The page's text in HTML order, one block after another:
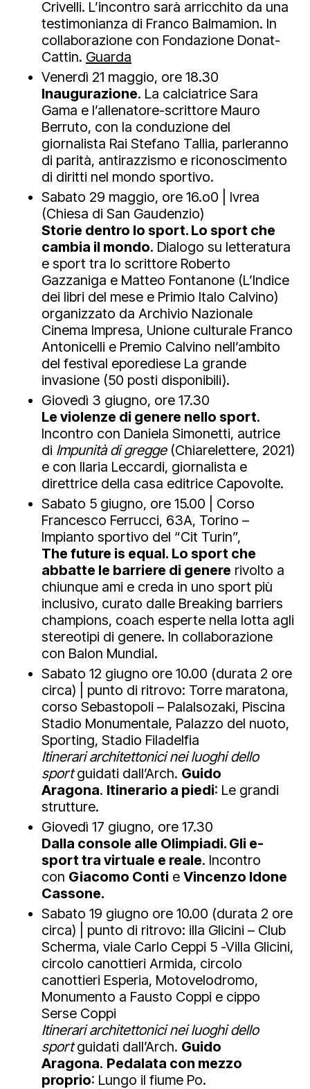
Crivelli. L’incontro sarà arricchito da una
testimonianza di Franco Balmamion. In
collaborazione con Fondazione Donat-
Cattin. Guarda
Venerdì 21 maggio, ore 18.30
Inaugurazione. La calciatrice Sara
Gama e l’allenatore-scrittore Mauro
Berruto, con la conduzione del
giornalista Rai Stefano Tallia, parleranno
di parità, antirazzismo e riconoscimento
di diritti nel mondo sportivo.
Sabato 29 maggio, ore 16.o0 | Ivrea
(Chiesa di San Gaudenzio)
Storie dentro lo sport. Lo sport che
cambia il mondo. Dialogo su letteratura
e sport tra lo scrittore Roberto
Gazzaniga e Matteo Fontanone (L’Indice
dei libri del mese e Primio Italo Calvino)
organizzato da Archivio Nazionale
Cinema Impresa, Unione culturale Franco
Antonicelli e Premio Calvino nell’ambito
del festival eporediese La grande
invasione (50 posti disponibili).
Giovedì 3 giugno, ore 17.30
Le violenze di genere nello sport.
Incontro con Daniela Simonetti, autrice
di Impunità di gregge(Chiarelettere, 2021)
e con Ilaria Leccardi, giornalista e
direttrice della casa editrice Capovolte.
Sabato 5 giugno, ore 15.00 | Corso
Francesco Ferrucci, 63A, Torino –
Impianto sportivo del “Cit Turin”,
The future is equal. Lo sport che
abbatte le barriere di genere rivolto a
chiunque ami e creda in uno sport più
inclusivo, curato dalle Breaking barriers
champions, coach esperte nella lotta agli
stereotipi di genere. In collaborazione
con Balon Mundial.
Sabato 12 giugno ore 10.00 (durata 2 ore
circa) | punto di ritrovo: Torre maratona,
corso Sebastopoli – PalaIsozaki, Piscina
Stadio Monumentale, Palazzo del nuoto,
Sporting, Stadio Filadelfia
Itinerari architettonici nei luoghi dello
sportguidati dall’Arch. Guido
Aragona. Itinerario a piedi: Le grandi
strutture.
Giovedì 17 giugno, ore 17.30
Dalla console alle Olimpiadi. Gli e-
sport tra virtuale e reale. Incontro
con Giacomo Conti e Vincenzo Idone
Cassone.
Sabato 19 giugno ore 10.00 (durata 2 ore
circa) | punto di ritrovo: illa Glicini – Club
Scherma, viale Carlo Ceppi 5 -Villa Glicini,
circolo canottieri Armida, circolo
canottieri Esperia, Motovelodromo,
Monumento a Fausto Coppi e cippo
Serse Coppi
Itinerari architettonici nei luoghi dello
sportguidati dall’Arch. Guido
Aragona. Pedalata con mezzo
proprio: Lungo il fiume Po.